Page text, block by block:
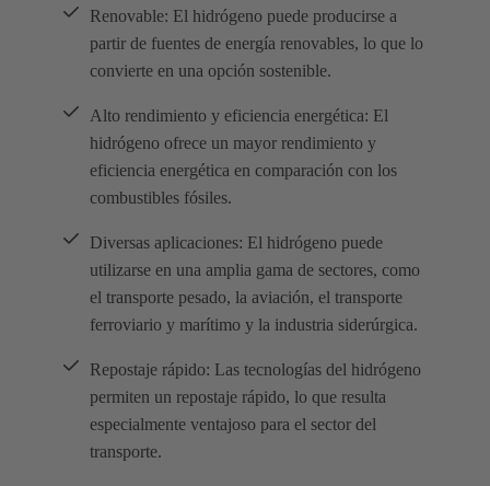
Renovable: El hidrógeno puede producirse a
partir de fuentes de energía renovables, lo que lo
convierte en una opción sostenible.
Alto rendimiento y eficiencia energética: El
hidrógeno ofrece un mayor rendimiento y
eficiencia energética en comparación con los
combustibles fósiles.
Diversas aplicaciones: El hidrógeno puede
utilizarse en una amplia gama de sectores, como
el transporte pesado, la aviación, el transporte
ferroviario y marítimo y la industria siderúrgica.
Repostaje rápido: Las tecnologías del hidrógeno
permiten un repostaje rápido, lo que resulta
especialmente ventajoso para el sector del
transporte.